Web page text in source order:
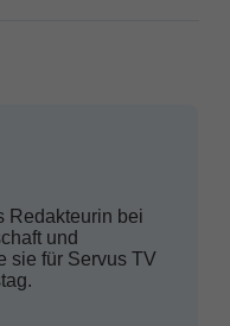
Redakteurin bei
und
sie für Servus TV